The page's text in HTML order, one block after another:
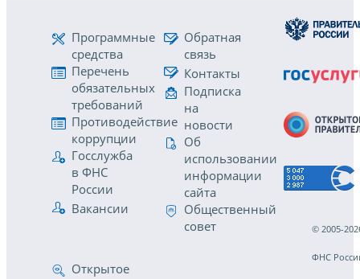
Программные
средства
Перечень
обязательных
требований
Противодействие
коррупции
Госслужба
в ФНС
России
Вакансии
Обратная
связь
Контакты
Подписка
на
новости
Об
использовании
информации
сайта
Общественный
совет
Открытое
© 2005-
ФНС